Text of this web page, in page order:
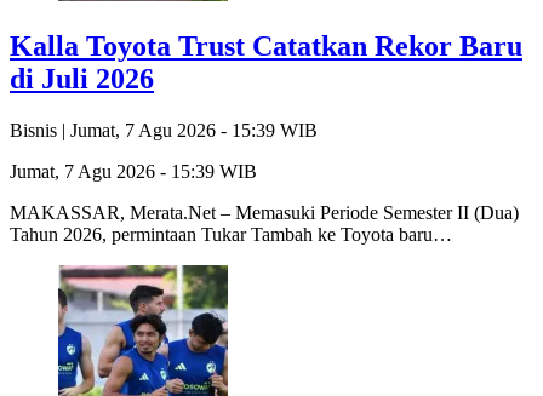
Kalla Toyota Trust Catatkan Rekor Baru
di Juli 2026
Bisnis | Jumat, 7 Agu 2026 - 15:39 WIB
Jumat, 7 Agu 2026 - 15:39 WIB
MAKASSAR, Merata.Net – Memasuki Periode Semester II (Dua)
Tahun 2026, permintaan Tukar Tambah ke Toyota baru…